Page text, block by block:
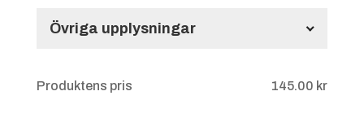
Övriga upplysningar
Produktens pris 145.00 kr